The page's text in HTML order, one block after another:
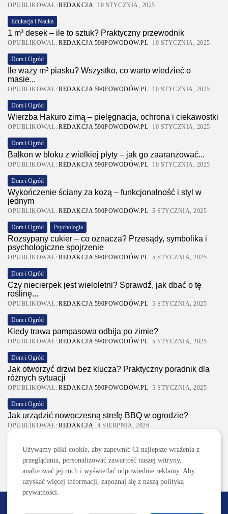
OPUBLIKOWAŁ: REDAKCJA 10 STYCZNIA, 2025
Edukacja i Nauka
1 m³ desek – ile to sztuk? Praktyczny przewodnik
OPUBLIKOWAŁ: REDAKCJA 590POWODÓW.PL 10 STYCZNIA, 2025
Dom i Ogród
Ile waży m³ piasku? Wszystko, co warto wiedzieć o
masie...
OPUBLIKOWAŁ: REDAKCJA 590POWODÓW.PL 10 STYCZNIA, 2025
Dom i Ogród
Wierzba Hakuro zimą – pielęgnacja, ochrona i ciekawostki
OPUBLIKOWAŁ: REDAKCJA 590POWODÓW.PL 10 STYCZNIA, 2025
Dom i Ogród
Balkon w bloku z wielkiej płyty – jak go zaaranżować...
OPUBLIKOWAŁ: REDAKCJA 590POWODÓW.PL 10 STYCZNIA, 2025
Dom i Ogród
Wykończenie ściany za kozą – funkcjonalność i styl w
jednym
OPUBLIKOWAŁ: REDAKCJA 590POWODÓW.PL 5 STYCZNIA, 2025
Dom i Ogród Psychologia
Rozsypany cukier – co oznacza? Przesądy, symbolika i
psychologiczne spojrzenie
OPUBLIKOWAŁ: REDAKCJA 590POWODÓW.PL 5 STYCZNIA, 2025
Dom i Ogród
Czy niecierpek jest wieloletni? Sprawdź, jak dbać o tę
roślinę...
OPUBLIKOWAŁ: REDAKCJA 590POWODÓW.PL 5 STYCZNIA, 2025
Dom i Ogród
Kiedy trawa pampasowa odbija po zimie?
OPUBLIKOWAŁ: REDAKCJA 590POWODÓW.PL 5 STYCZNIA, 2025
Dom i Ogród
Jak otworzyć drzwi bez klucza? Praktyczny poradnik dla
różnych sytuacji
OPUBLIKOWAŁ: REDAKCJA 590POWODÓW.PL 5 STYCZNIA, 2025
Dom i Ogród
Jak urządzić nowoczesną strefę BBQ w ogrodzie?
OPUBLIKOWAŁ: REDAKCJA 4 SIERPNIA, 2026
Lattafa Asad – gdzie kupić?
OPUBLIKOWAŁ: REDAKCJA 3 SIERPNIA, 2026
Używamy pliki cookie, aby zapewnić Ci najlepsze wrażenia z
przeglądania, personalizować zawartość naszej witryny,
analizować jej ruch i wyświetlać odpowiednie reklamy. Aby
uzyskać więcej informacji, zapoznaj się z naszą polityką
prywatności.